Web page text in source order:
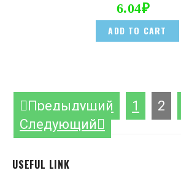
6.04₽
ADD TO CART
ПАГИНАЦИЯ
ЗАПИСЕЙ
Предыдущий 1 2
Следующий
USEFUL LINK